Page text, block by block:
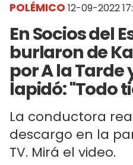
POLÉMICO 12-09-2022
En Socios del
burlaron de
por A la Tarde
lapidó: "Todo
La conductora
descargo en la
TV. Mirá el video.